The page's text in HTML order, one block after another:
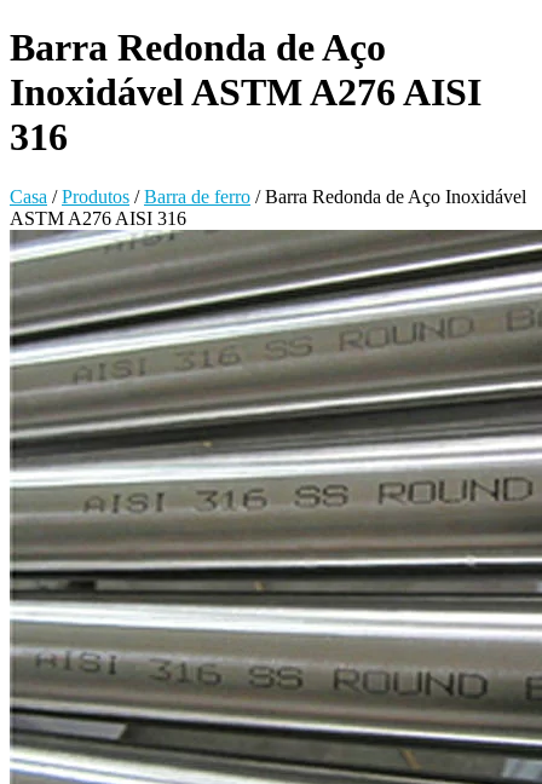
Barra Redonda de Aço
Inoxidável ASTM A276 AISI
316
Casa /Produtos /Barra de ferro /Barra Redonda de Aço Inoxidável
ASTM A276 AISI 316